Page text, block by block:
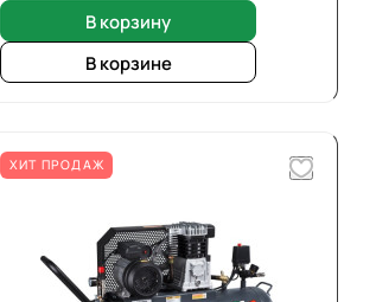
В корзину
В корзине
ХИТ ПРОДАЖ